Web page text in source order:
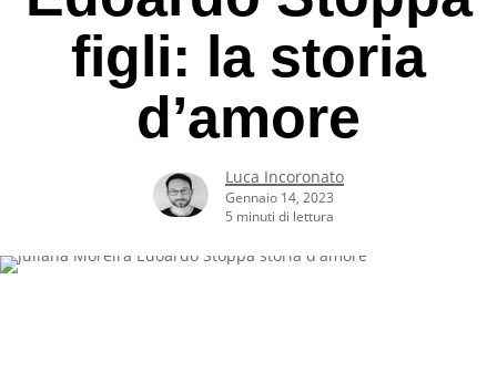
figli: la storia
d’amore
Luca Incoronato
Gennaio 14, 2023
5 minuti di lettura